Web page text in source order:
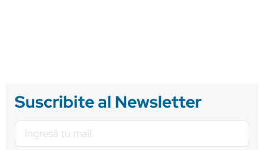
Suscribite al Newsletter